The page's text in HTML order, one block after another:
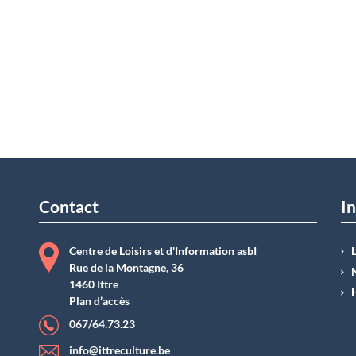
Contact
Centre de Loisirs et d'Information asbI
Rue de la Montagne, 36
1460 Ittre
Plan d’accès
067/64.73.23
info@ittreculture.be